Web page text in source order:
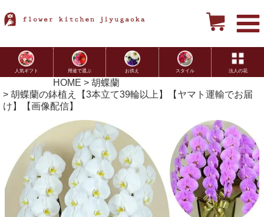
人気ギフト 用途で選ぶ お供え スタイル 法人の花
HOME
胡蝶蘭
胡蝶蘭の鉢植え【3本立て39輪以上】【ヤマト運輸でお届
け】【画像配信】